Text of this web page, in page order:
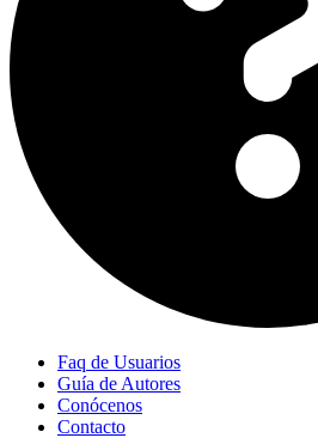
Faq de Usuarios
Guía de Autores
Conócenos
Contacto